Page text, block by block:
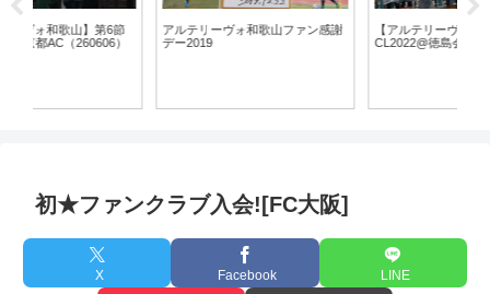
【アルテリーヴォ和歌山】地域
CL2022@徳島会場の3日間
【アルテリーヴォ和歌山】ホーム
紀三井寺での開幕戦は快勝の4-0！
初★ファンクラブ入会![FC大阪]
X Facebook LINE